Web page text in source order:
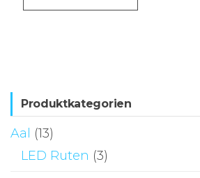
Produktkategorien
Aal (13)
LED Ruten (3)